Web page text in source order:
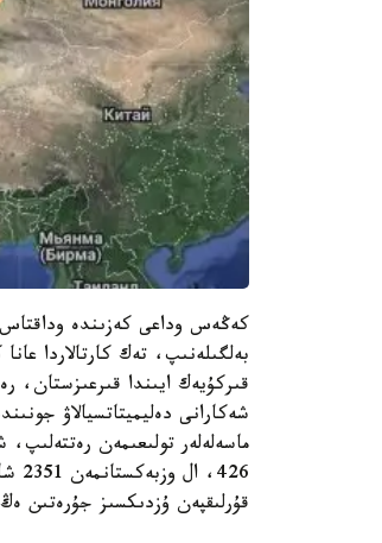
كەڭەس وداعى كەزىندە وداقتاس
قىركۇيەك ايىندا قىرعىزستان،
شەكارانى دەليميتاتسيالاۋ
قۇرلىقپەن ۇزدىكسىز جۇرەتىن ەڭ